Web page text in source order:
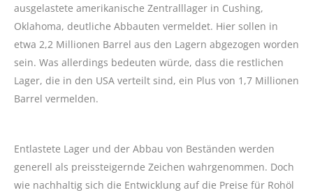
ausgelastete amerikanische Zentralllager in Cushing,
Oklahoma, deutliche Abbauten vermeldet. Hier sollen in
etwa 2,2 Millionen Barrel aus den Lagern abgezogen worden
sein. Was allerdings bedeuten würde, dass die restlichen
Lager, die in den USA verteilt sind, ein Plus von 1,7 Millionen
Barrel vermelden.
Entlastete Lager und der Abbau von Beständen werden
generell als preissteigernde Zeichen wahrgenommen. Doch
wie nachhaltig sich die Entwicklung auf die Preise für Rohöl